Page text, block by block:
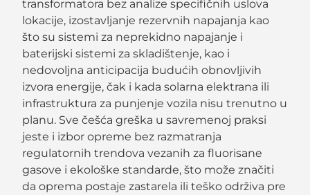
transformatora bez analize specifičnih uslova
lokacije, izostavljanje rezervnih napajanja kao
što su sistemi za neprekidno napajanje i
baterijski sistemi za skladištenje, kao i
nedovoljna anticipacija budućih obnovljivih
izvora energije, čak i kada solarna elektrana ili
infrastruktura za punjenje vozila nisu trenutno u
planu. Sve češća greška u savremenoj praksi
jeste i izbor opreme bez razmatranja
regulatornih trendova vezanih za fluorisane
gasove i ekološke standarde, što može značiti
da oprema postaje zastarela ili teško održiva pre